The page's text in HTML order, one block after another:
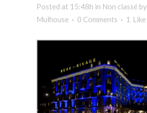
Posted at 15:48h in Non classé by
Mulhouse
0 Comments 1 Like